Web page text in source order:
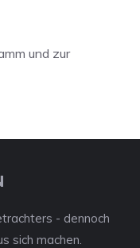
und zur
- dennoch
sich machen.